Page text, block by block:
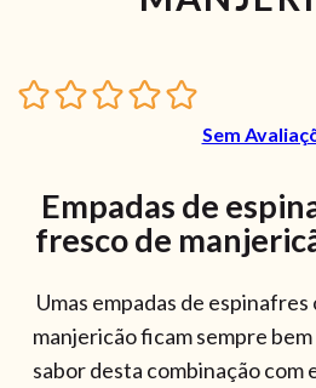
Sem
Empadas de
fresco de
Umas empadas de
manjericão ficam sempre
sabor desta combinação com